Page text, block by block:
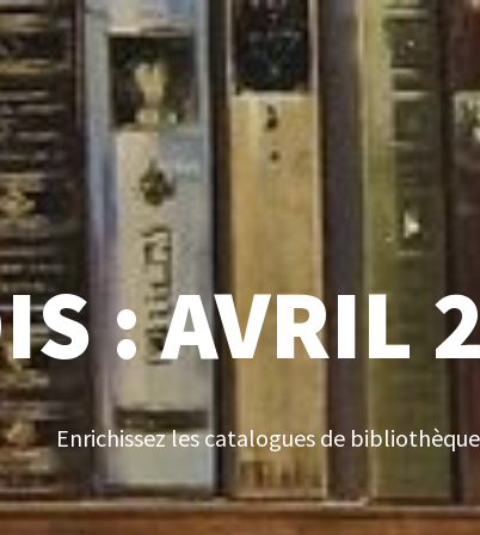
:AVRIL
Enrichissez les catalogues de bibliothèque